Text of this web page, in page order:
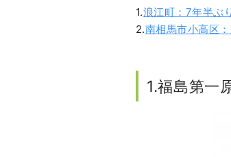
1.浪江町：7年半ぶ
2.南相馬市小高区
1.福島第一